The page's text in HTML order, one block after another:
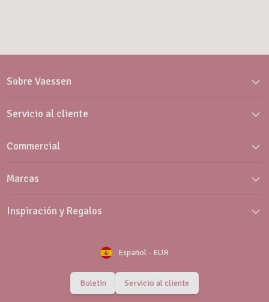
Sobre Vaessen
Servicio al cliente
Commercial
Marcas
Inspiración y Regalos
Español- EUR
Boletín Servicio al cliente